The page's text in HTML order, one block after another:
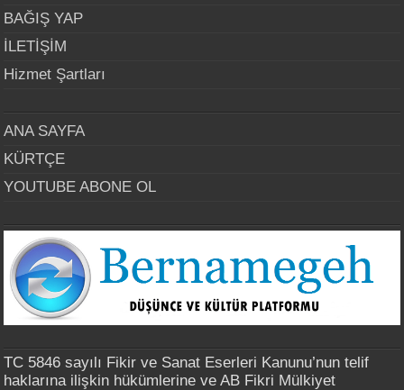
BAĞIŞ YAP
İLETİŞİM
Hizmet Şartları
ANA SAYFA
KÜRTÇE
YOUTUBE ABONE OL
TC 5846 sayılı Fikir ve Sanat Eserleri Kanunu’nun telif
haklarına ilişkin hükümlerine ve AB Fikri Mülkiyet